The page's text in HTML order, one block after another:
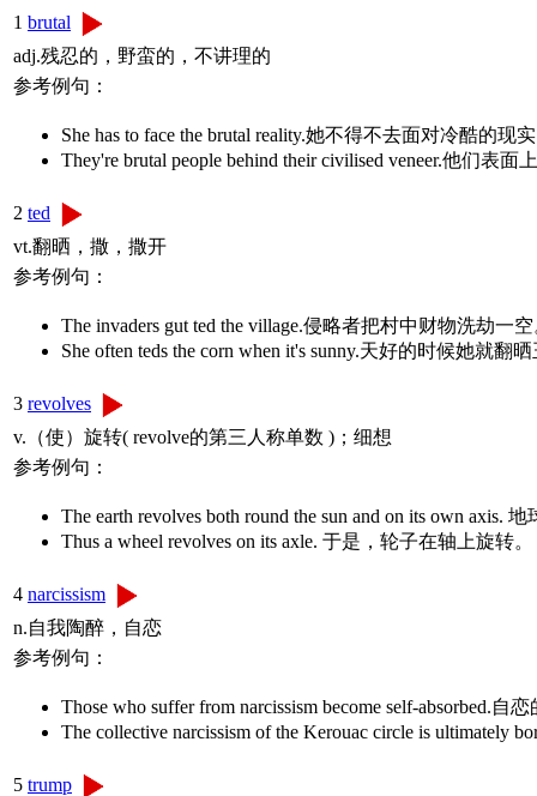
1 brutal
adj.残忍的，野蛮的，不讲理的
参考例句：
She has to face the brutal reality.她不得不去面对冷酷的现
They're brutal people behind their civilised veneer.他们表
2 ted
vt.翻晒，撒，撒开
参考例句：
The invaders gut ted the village.侵略者把村中财物洗劫一
She often teds the corn when it's sunny.天好的时候她就翻
3 revolves
v.（使）旋转( revolve的第三人称单数 )；细想
参考例句：
The earth revolves both round the sun and on its own
Thus a wheel revolves on its axle. 于是，轮子在轴上旋转
4 narcissism
n.自我陶醉，自恋
参考例句：
Those who suffer from narcissism become self-absorbed.自
The collective narcissism of the Kerouac circle is
5 trump